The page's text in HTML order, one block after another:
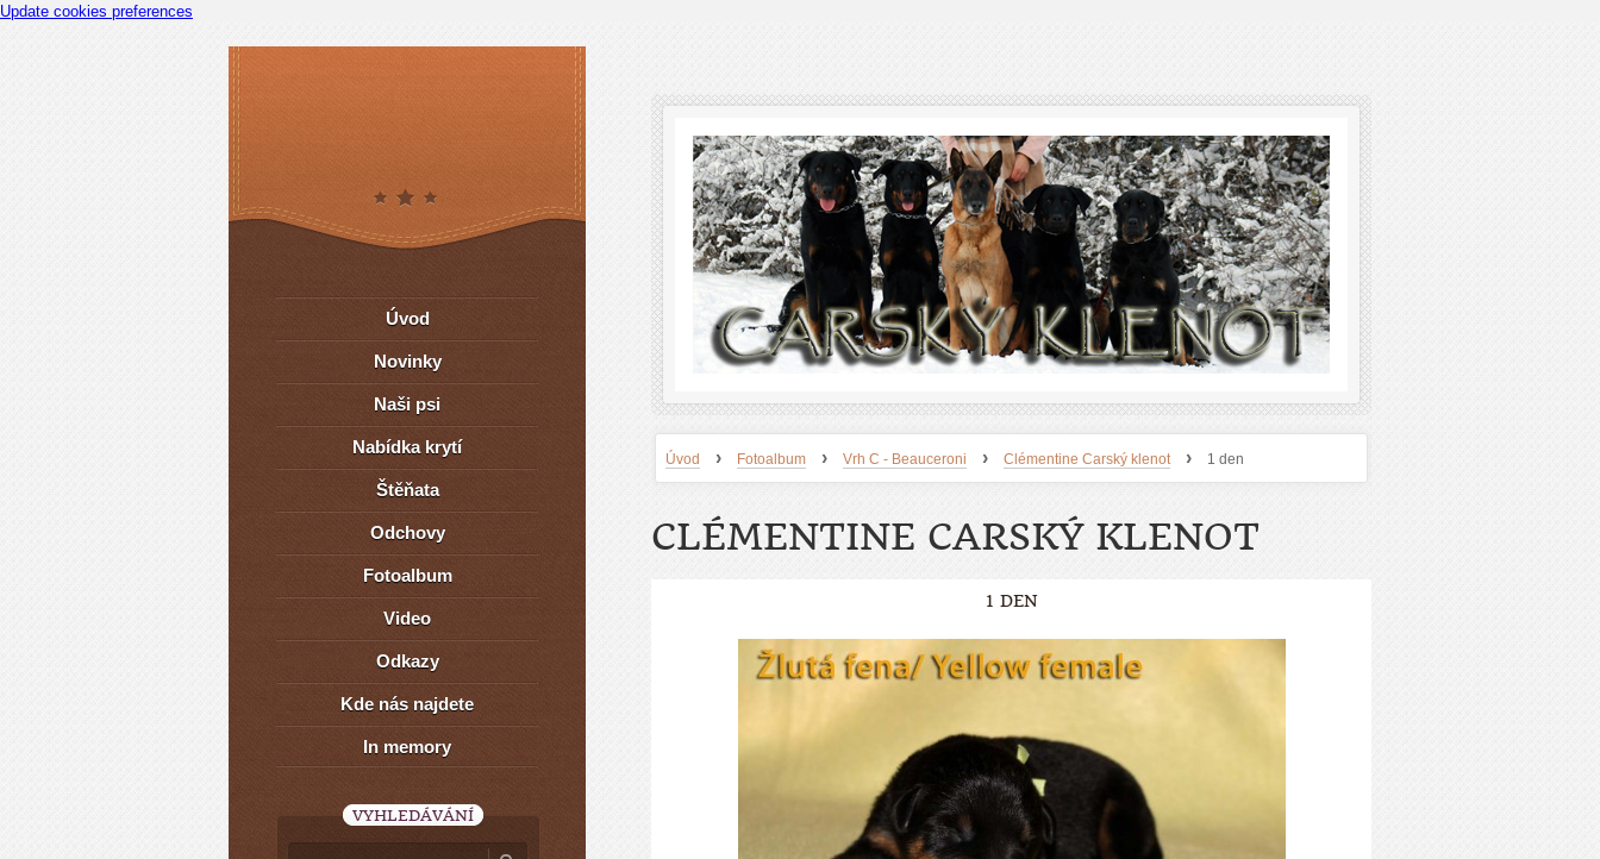
Update cookies preferences
Úvod › Fotoalbum › Vrh C - Beauceroni › Clémentine Carský klenot › 1 den
CLÉMENTINE CARSKÝ KLENOT
1 DEN
Úvod
Novinky
Naši psi
Nabídka krytí
Štěňata
Odchovy
Fotoalbum
Video
Odkazy
Kde nás najdete
In memory
VYHLEDÁVÁNÍ